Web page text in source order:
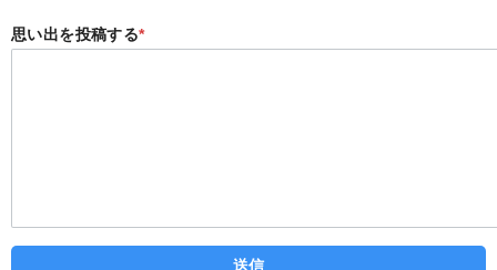
思い出を投稿する*